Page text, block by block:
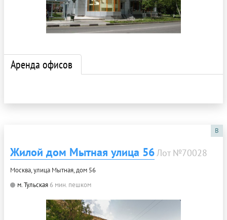
Аренда офисов
B
Жилой дом Мытная улица 56Лот №70028
Москва, улица Мытная, дом 56
м. Тульская 6 мин. пешком